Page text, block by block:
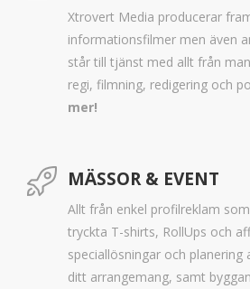
Xtrovert Media producerar
informationsfilmer men även
står till tjänst med allt från
regi, filmning, redigering och
mer!
MÄSSOR & EVENT
Allt från enkel profilreklam
tryckta T-shirts, RollUps och
speciallösningar och planering
ditt arrangemang, samt